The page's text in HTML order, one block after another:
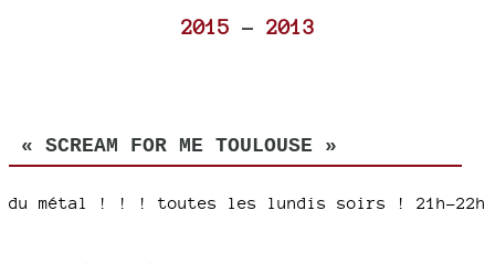
2015 - 2013
« SCREAM FOR ME TOULOUSE »
du métal ! ! ! toutes les lundis soirs ! 21h-22h